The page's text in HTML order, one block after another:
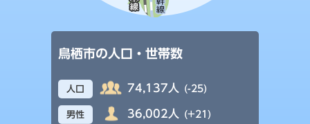
鳥栖市の人口・世帯数
人口 74,137人 (-25)
男性 36,002人 (+21)